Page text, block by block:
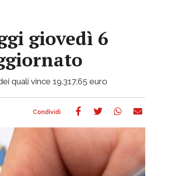
giovedì 6
quali vince 19.317,65 euro